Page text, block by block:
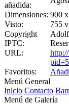
añadida:
Dimensiones: 900
Visto:
755
Copyright
IPTC:
URL:
Favoritos:
Menú General
Inicio Contacto
Menú de Galería